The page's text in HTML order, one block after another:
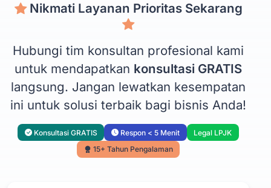
Nikmati Layanan Prioritas Sekarang
Hubungi tim konsultan profesional kami
untuk mendapatkan konsultasi GRATIS
langsung. Jangan lewatkan kesempatan
ini untuk solusi terbaik bagi bisnis Anda!
Konsultasi GRATIS Respon < 5 Menit
Legal LPJK
15+ Tahun Pengalaman